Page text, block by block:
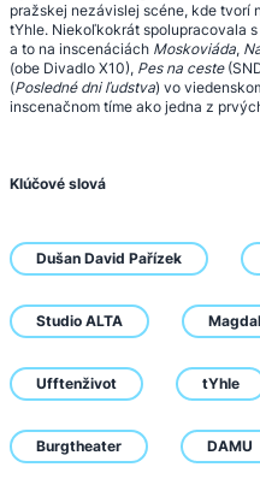
pražskej nezávislej scéne, kde tvorí
tYhle. Niekoľkokrát spolupracovala
a to na inscenáciách Moskoviáda,
(obe Divadlo X10), Pes na ceste
(Posledné dni ľudstva) vo
inscenačnom tíme ako jedna z
Klúčové slová
Dušan David Pařízek
Studio ALTA
Ufftenživot tYhle
Burgtheater DAMU